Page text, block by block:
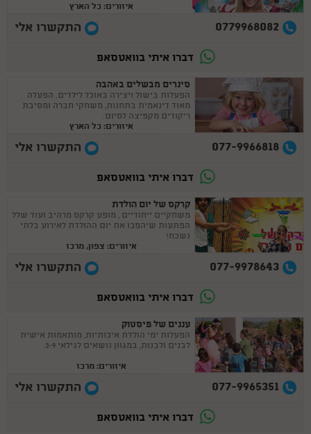
איזורים: כל הארץ
0779968082 התקשרו אלי
דברו איתי בוואטסאפ
סינרים מבשלים באהבה
הפעלות בישול ויצירה באוכל לילדים. הפעלה
מאוד דינאמית בתחנות, משחקי חברה ומסיבת
ריקודים מקפיצה לסיום.
איזורים: כל הארץ
077-9966818 התקשרו אלי
דברו איתי בוואטסאפ
קרקס של יום הולדת
משחקיים ייחודיים , מופע קרקס מרהיב ועוד שלל
הפתעות שיהפכו את יום ההולדת לאירוע בלתי
נשכח!
איזורים: צפון, מרכז
077-9978643 התקשרו אלי
דברו איתי בוואטסאפ
עננים של פיסטוק
הפעלות ימי הולדת איכותיות, מותאמות אישית
לבנים ולבנות, במגוון נושאים לגילאי 3-9.
איזורים: מרכז
077-9965351 התקשרו אלי
דברו איתי בוואטסאפ